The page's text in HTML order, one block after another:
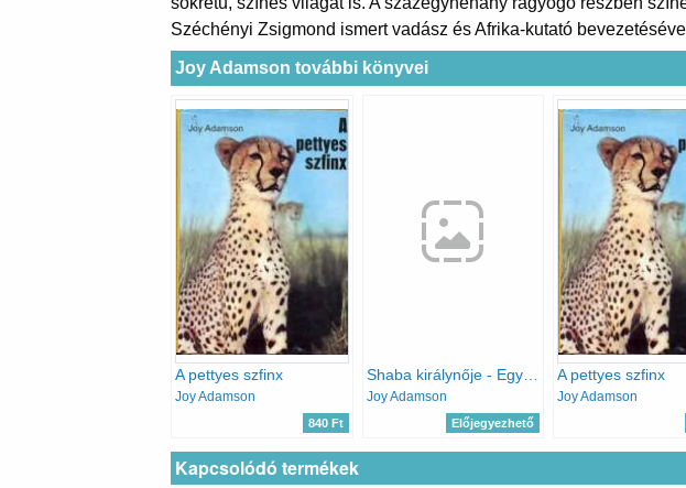
Széchényi Zsigmond ismert vadász és Afrika-kutató
Joy Adamson további könyvei
A pettyes szfinx
Joy Adamson
840 Ft
Shaba királynője - Egy afrikai leopárd története
Joy Adamson
Előjegyezhető
A pettyes szfinx
Joy Adamson
Kapcsolódó termékek